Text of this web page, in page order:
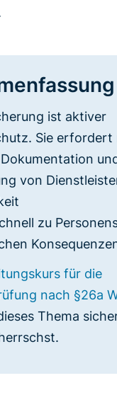
ist aktiver
Sie erfordert
von
zu
für die
nach §26a
Thema